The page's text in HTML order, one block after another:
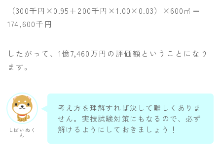
（300千円×0.95＋200千円×1.00×0.03）×600㎡＝
174,600千円
したがって、1億7,460万円の評価額ということになり
ます。
しばいぬく
ん
考え方を理解すれば決して難しくありま
せん。実技試験対策にもなるので、必ず
解けるようにしておきましょう！